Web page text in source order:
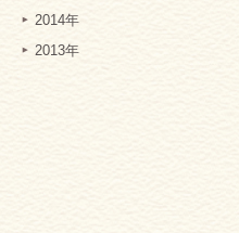
2014年
2013年